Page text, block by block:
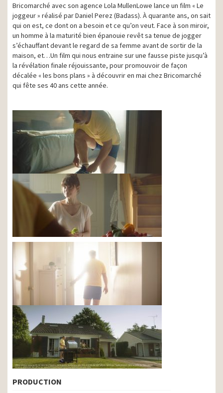
Bricomarché avec son agence Lola MullenLowe lance un film « Le
joggeur » réalisé par Daniel Perez (Badass). À quarante ans, on sait
qui on est, ce dont on a besoin et ce qu’on veut. Face à son miroir,
un homme à la maturité bien épanouie revêt sa tenue de jogger
s’échauffant devant le regard de sa femme avant de sortir de la
maison, et…Un film qui nous entraine sur une fausse piste jusqu’à
la révélation finale réjouissante, pour promouvoir de façon
décalée « les bons plans » à découvrir en mai chez Bricomarché
qui fête ses 40 ans cette année.
PRODUCTION